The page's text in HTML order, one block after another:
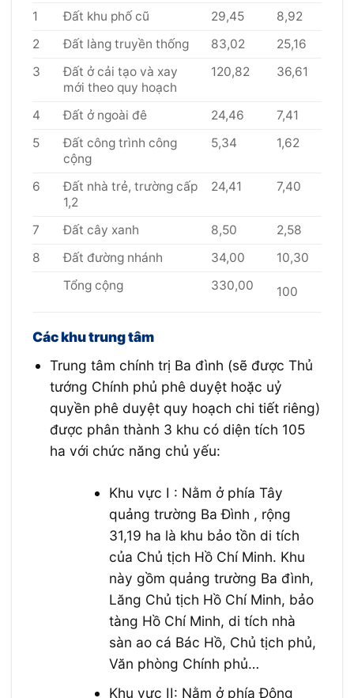
1
Đất khu phố cũ 29,45
8,92
2
Đất làng truyền thống 83,02
25,16
3
Đất ở cải tạo và xay
mới theo quy hoạch
120,82 36,61
4 Đất ở ngoài đê 24,46
7,41
5
Đất công trình công
cộng
5,34 1,62
6
Đất nhà trẻ, trường cấp
1,2
24,41 7,40
7 Đất cây xanh 8,50
2,58
8
Đất đường nhánh 34,00
10,30
Tổng cộng
330,00 100
Các khu trung tâm
Trung tâm chính trị Ba đình (sẽ được Thủ
tướng Chính phủ phê duyệt hoặc uỷ
quyền phê duyệt quy hoạch chi tiết riêng)
được phân thành 3 khu có diện tích 105
ha với chức năng chủ yếu:
Khu vực I : Nằm ở phía Tây
quảng trường Ba Đình , rộng
31,19 ha là khu bảo tồn di tích
của Chủ tịch Hồ Chí Minh. Khu
này gồm quảng trường Ba đình,
Lăng Chủ tịch Hồ Chí Minh, bảo
tàng Hồ Chí Minh, di tích nhà
sàn ao cá Bác Hồ, Chủ tịch phủ,
Văn phòng Chính phủ…
Khu vực II: Nằm ở phía Đông